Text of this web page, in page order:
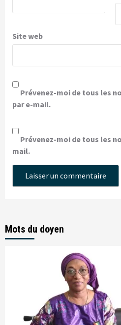
Site web
Prévenez-moi de tous les
par e-mail.
Prévenez-moi de tous les
mail.
Mots du doyen